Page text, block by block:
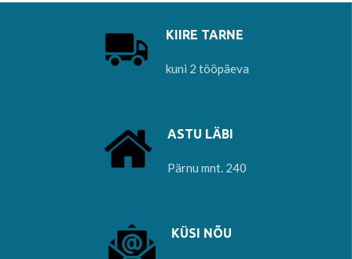
KIIRE TARNE
kuni 2 tööpäeva
ASTU LÄBI
Pärnu mnt. 240
KÜSI NÕU